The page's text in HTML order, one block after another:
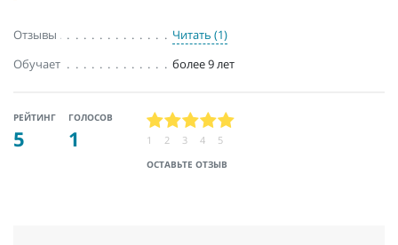
Отзывы
Читать (1)
Обучает
более 9 лет
РЕЙТИНГ
5
ГОЛОСОВ
1
ОСТАВЬТЕ ОТЗЫВ
1 2 3 4 5